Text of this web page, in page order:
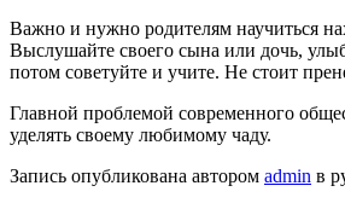
Важно и нужно родителям научиться
Выслушайте своего сына или дочь,
потом советуйте и учите. Не стоит
Главной проблемой современного
уделять своему любимому чаду.
Запись опубликована автором admin в